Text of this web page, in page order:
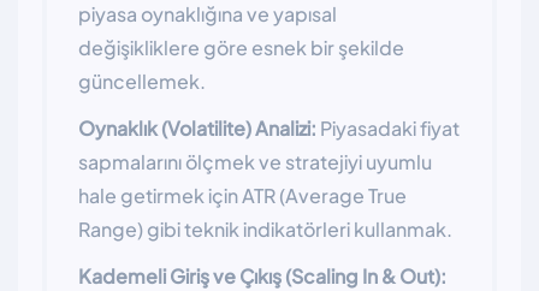
piyasa oynaklığına ve yapısal
değişikliklere göre esnek bir şekilde
güncellemek.
Oynaklık (Volatilite) Analizi: Piyasadaki fiyat
sapmalarını ölçmek ve stratejiyi uyumlu
hale getirmek için ATR (Average True
Range) gibi teknik indikatörleri kullanmak.
Kademeli Giriş ve Çıkış (Scaling In & Out):